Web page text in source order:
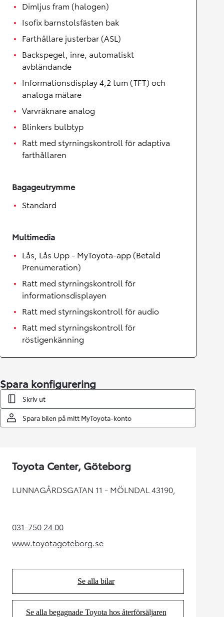
Dimljus fram (halogen)
Isofix barnstolsfästen bak
Farthållare justerbar (ASL)
Backspegel, inre, automatiskt
avbländande
Informationsdisplay 4,2 tum (TFT) och
analoga mätare
Varvräknare analog
Blinkers bulbtyp
Ratt med styrningskontroll för adaptiva
farthållaren
Bagageutrymme
Standard
Multimedia
Lås, Lås Upp - MyToyota-app (Betald
Prenumeration)
Ratt med styrningskontroll för
informationsdisplayen
Ratt med styrningskontroll för audio
Ratt med styrningskontroll för
röstigenkänning
Spara konfigurering
Skriv ut
Spara bilen på mitt MyToyota-konto
Toyota Center, Göteborg
LUNNAGÅRDSGATAN 11 - MÖLNDAL 43190,
031-750 24 00(Opens in new tab)
www.toyotagoteborg.se
(Opens in new tab)
Se alla bilar
(Opens in new tab)
Se alla begagnade Toyota hos återförsäljaren